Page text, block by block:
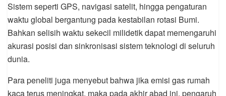
Sistem seperti GPS, navigasi satelit, hingga pengaturan
waktu global bergantung pada kestabilan rotasi Bumi.
Bahkan selisih waktu sekecil milidetik dapat memengaruhi
akurasi posisi dan sinkronisasi sistem teknologi di seluruh
dunia.
Para peneliti juga menyebut bahwa jika emisi gas rumah
kaca terus meningkat, maka pada akhir abad ini, pengaruh